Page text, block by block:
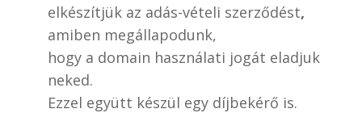
elkészítjük az adás-vételi szerződést,
amiben megállapodunk,
hogy a domain használati jogát eladjuk
neked.
Ezzel együtt készül egy díjbekérő is.